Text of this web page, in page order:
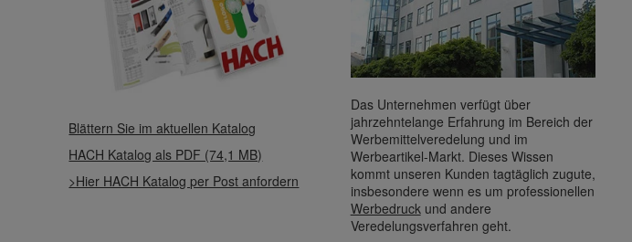
Blättern Sie im aktuellen Katalog
HACH Katalog als PDF (74,1 MB)
>Hier HACH Katalog per Post anfordern
Das Unternehmen verfügt über
jahrzehntelange Erfahrung im Bereich der
Werbemittelveredelung und im
Werbeartikel-Markt. Dieses Wissen
kommt unseren Kunden tagtäglich zugute,
insbesondere wenn es um professionellen
Werbedruck und andere
Veredelungsverfahren geht.